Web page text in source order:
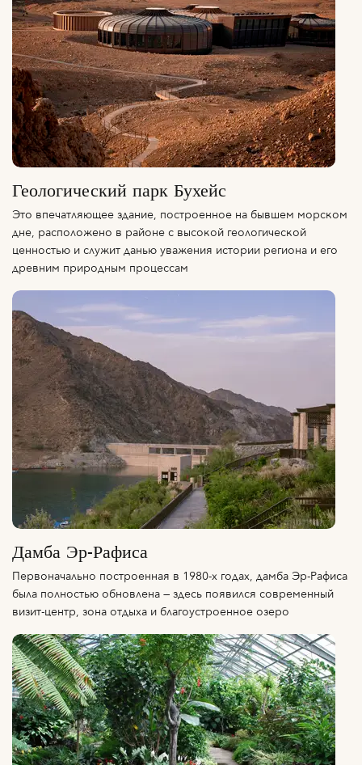
Геологический парк Бухейс
Это впечатляющее здание, построенное на бывшем морском
дне, расположено в районе с высокой геологической
ценностью и служит данью уважения истории региона и его
древним природным процессам
Дамба Эр-Рафиса
Первоначально построенная в 1980-х годах, дамба Эр-Рафиса
была полностью обновлена — здесь появился современный
визит-центр, зона отдыха и благоустроенное озеро